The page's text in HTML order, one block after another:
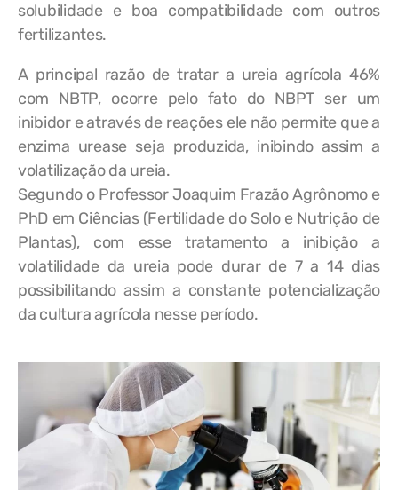
solubilidade e boa compatibilidade com outros
fertilizantes.
A principal razão de tratar a ureia agrícola 46%
com NBTP, ocorre pelo fato do NBPT ser um
inibidor e através de reações ele não permite que a
enzima urease seja produzida, inibindo assim a
volatilização da ureia.
Segundo o Professor Joaquim Frazão Agrônomo e
PhD em Ciências (Fertilidade do Solo e Nutrição de
Plantas), com esse tratamento a inibição a
volatilidade da ureia pode durar de 7 a 14 dias
possibilitando assim a constante potencialização
da cultura agrícola nesse período.